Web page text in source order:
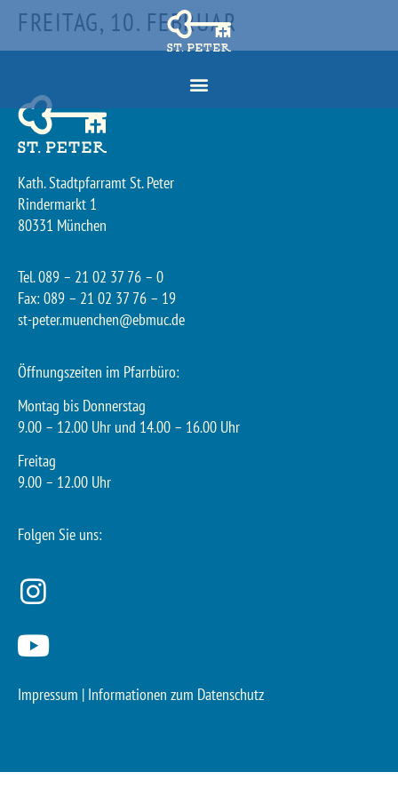
FREITAG, 10. FEBRUAR
Kath. Stadtpfarramt St. Peter
Rindermarkt 1
80331 München
Tel. 089 – 21 02 37 76 – 0
Fax: 089 – 21 02 37 76 – 19
st-peter.muenchen@ebmuc.de
Öffnungszeiten im Pfarrbüro:
Montag bis Donnerstag
9.00 – 12.00 Uhr und 14.00 – 16.00 Uhr
Freitag
9.00 – 12.00 Uhr
Folgen Sie uns:
Impressum | Informationen zum Datenschutz